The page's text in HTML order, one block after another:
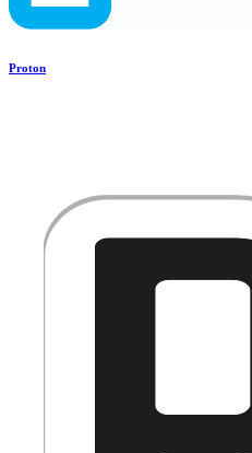
Proton